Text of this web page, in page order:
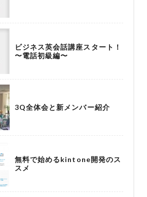
ビジネス英会話講座スタート！
〜電話初級編〜
3Q全体会と新メンバー紹介
無料で始めるkintone開発のス
スメ